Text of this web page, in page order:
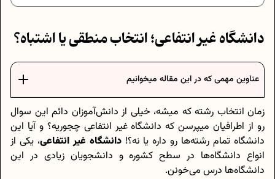
دانشگاه غیر انتفاعی؛ انتخاب منطقی یا اشتباه؟
عناوین مهمی که در این مقاله میخوانیم
زمان انتخاب رشته که میشه، خیلی از دانش‌آموزان دائم این سوال
رو از اطرافیان میپرسن که دانشگاه غیر انتفاعی چجوریه؟ و آیا این
دانشگاه تمام رشته‌ها رو داره یا نه؟!دانشگاه غیر انتفاعی، یکی از
انواع دانشگاه‌ها در سطح کشوره و دانشجویان زیادی در این
دانشگاه‌ها درس می‌خونن.